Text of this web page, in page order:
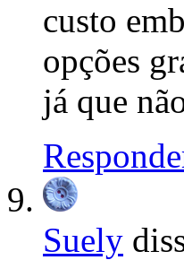
custo
opções
já que
Suely